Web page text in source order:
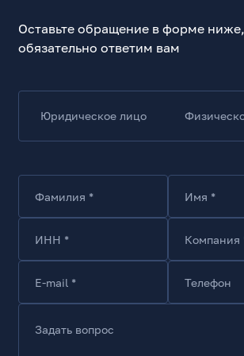
Тип PFC
Активный
Диаметр вентилятора, мм
120
80PLUS Gold
Соответствие стандартам Cybenetics
Cybenetics Gold
Параметры выходных сигналов
Ток по линии +3,3В, А
Оставьте обращение в форме
обязательно ответим вам
Юридическое лицо
Фамилия * Имя *
ИНН * Компания
E-mail * Телефон
Задать вопрос